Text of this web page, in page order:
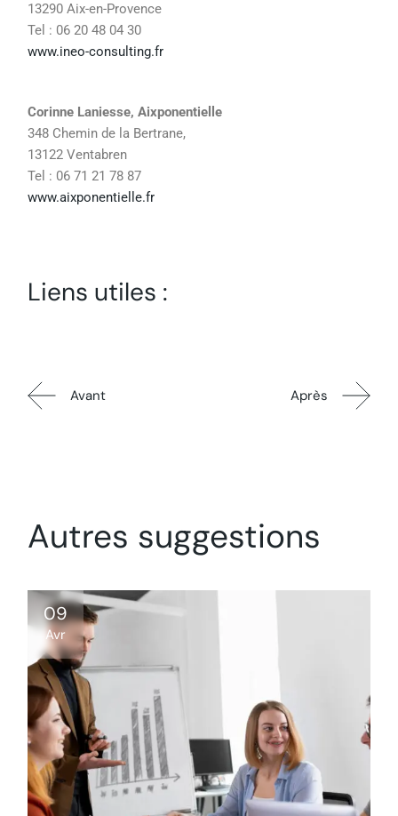
13290 Aix-en-Provence
Tel : 06 20 48 04 30
www.ineo-consulting.fr
Corinne Laniesse, Aixponentielle
348 Chemin de la Bertrane,
13122 Ventabren
Tel : 06 71 21 78 87
www.aixponentielle.fr
Liens utiles :
Avant Après
Autres suggestions
09
Avr